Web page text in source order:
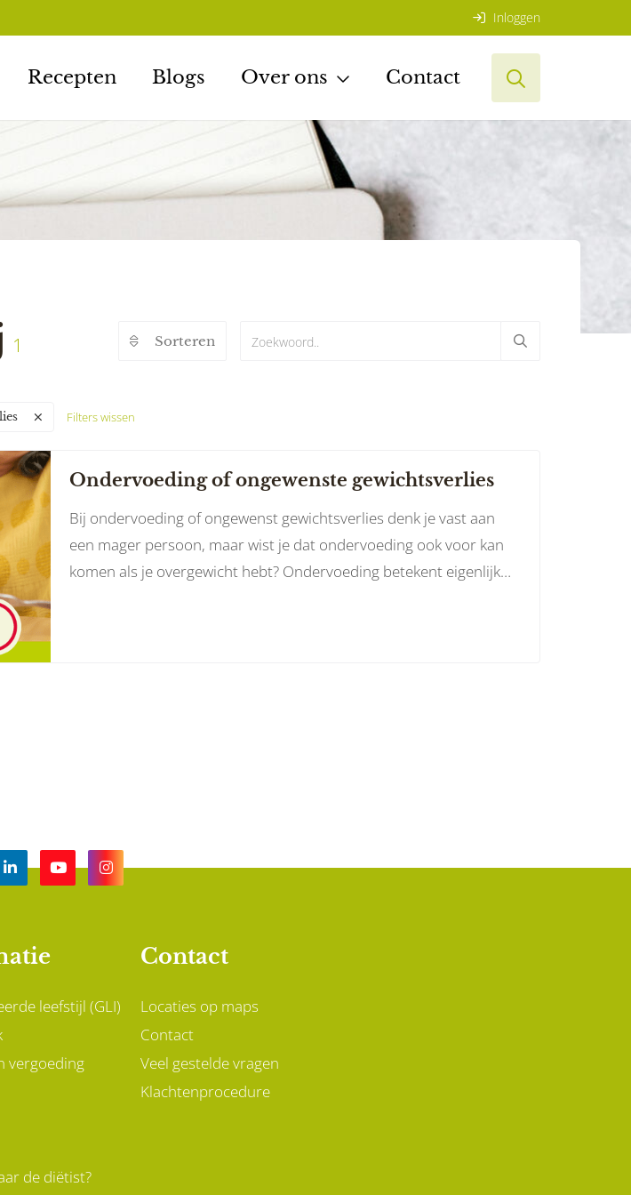
1 Sorteren
Filters wissen
Ondervoeding of ongewenste gewichtsverlies
Bij ondervoeding of ongewenst gewichtsverlies denk je vast aan
een mager persoon, maar wist je dat ondervoeding ook voor kan
komen als je overgewicht hebt? Ondervoeding betekent eigenlijk
Inloggen
Recepten Blogs Over ons Contact
leefstijl (GLI)
vergoeding
de diëtist?
Contact
Locaties op maps
Contact
Veel gestelde vragen
Klachtenprocedure